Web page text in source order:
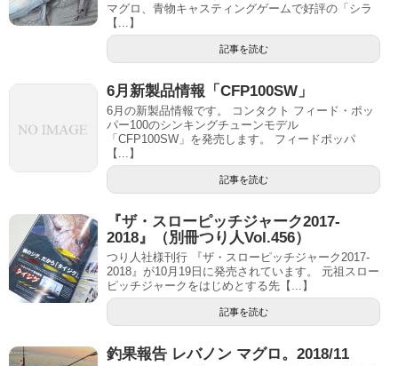
マグロ、青物キャスティングゲームで好評の「シラ
【...】
記事を読む
6月新製品情報「CFP100SW」
6月の新製品情報です。 コンタクト フィード・ポッ
パー100のシンキングチューンモデル
「CFP100SW」を発売します。 フィードポッパ
【...】
記事を読む
『ザ・スローピッチジャーク2017-
2018』（別冊つり人Vol.456）
つり人社様刊行 『ザ・スローピッチジャーク2017-
2018』が10月19日に発売されています。 元祖スロー
ピッチジャークをはじめとする先【...】
記事を読む
釣果報告 レバノン マグロ。2018/11